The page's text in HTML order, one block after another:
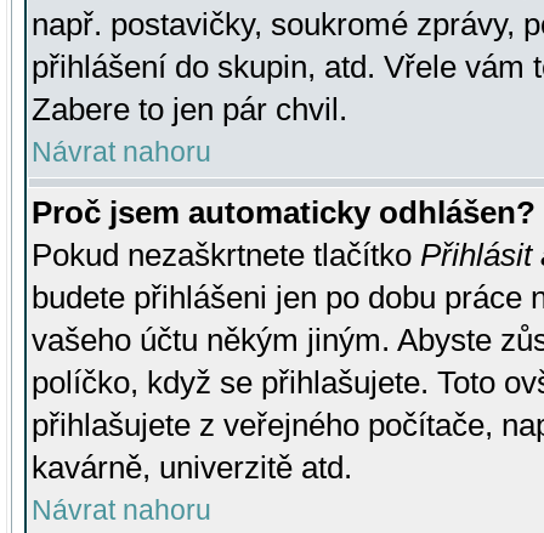
např. postavičky, soukromé zprávy,
přihlášení do skupin, atd. Vřele vám
Zabere to jen pár chvil.
Návrat nahoru
Proč jsem automaticky odhlášen?
Pokud nezaškrtnete tlačítko Přihlásit
budete přihlášeni jen po dobu práce
vašeho účtu někým jiným. Abyste
políčko, když se přihlašujete. Toto
přihlašujete z veřejného počítače,
kavárně, univerzitě atd.
Návrat nahoru